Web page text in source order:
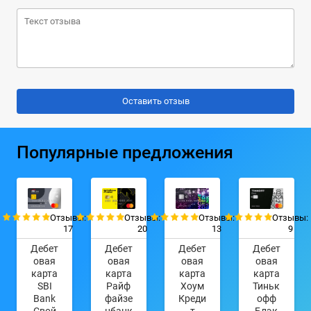
Популярные предложения
Отзывы:
17
Дебет
овая
карта
SBI
Bank
Отзывы:
20
Дебет
овая
карта
Райф
файзе
Отзывы:
13
Дебет
овая
карта
Хоум
Креди
Отзывы:
9
Дебет
овая
карта
Тиньк
офф